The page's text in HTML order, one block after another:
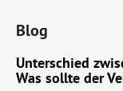
Blog
Unterschied
Was sollte der